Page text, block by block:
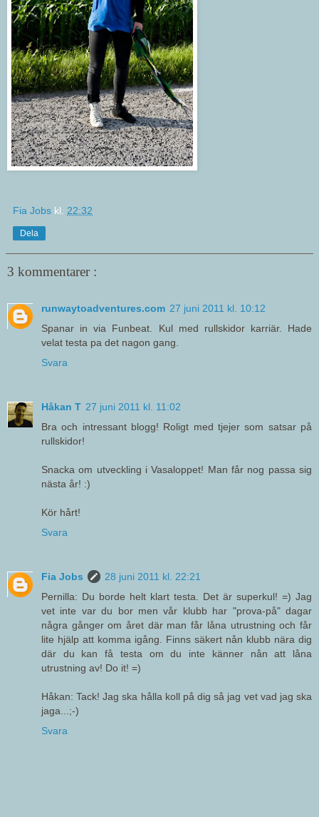
Fia Jobs kl. 22:32
Dela
3 kommentarer :
runwaytoadventures.com 27 juni 2011 kl. 10:12
Spanar in via Funbeat. Kul med rullskidor karriär. Hade
velat testa pa det nagon gang.
Svara
Håkan T 27 juni 2011 kl. 11:02
Bra och intressant blogg! Roligt med tjejer som satsar på
rullskidor!
Snacka om utveckling i Vasaloppet! Man får nog passa sig
nästa år! :)
Kör hårt!
Svara
Fia Jobs
28 juni 2011 kl. 22:21
Pernilla: Du borde helt klart testa. Det är superkul! =) Jag
vet inte var du bor men vår klubb har "prova-på" dagar
några gånger om året där man får låna utrustning och får
lite hjälp att komma igång. Finns säkert nån klubb nära dig
där du kan få testa om du inte känner nån att låna
utrustning av! Do it! =)
Håkan: Tack! Jag ska hålla koll på dig så jag vet vad jag ska
jaga...;-)
Svara